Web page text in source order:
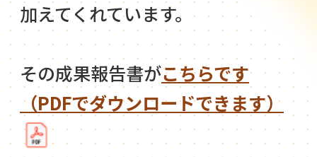
加えてくれています。
その成果報告書がこちらです
（PDFでダウンロードできます）